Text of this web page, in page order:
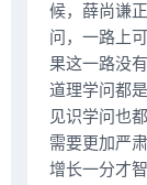
候，薛尚谦
问，一路上
果这一路没
道理学问都
见识学问也
需要更加严
增长一分才